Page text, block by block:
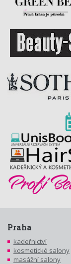
Praha
kadeřnictví
kosmetické salony
masážní salony